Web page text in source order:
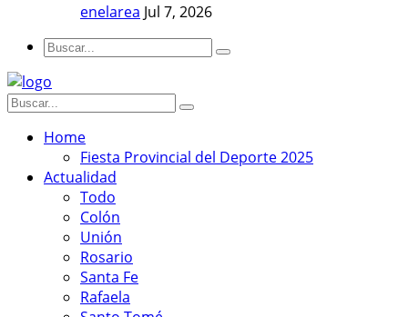
enelarea Jul 7, 2026
Home
Fiesta Provincial del Deporte 2025
Actualidad
Todo
Colón
Unión
Rosario
Santa Fe
Rafaela